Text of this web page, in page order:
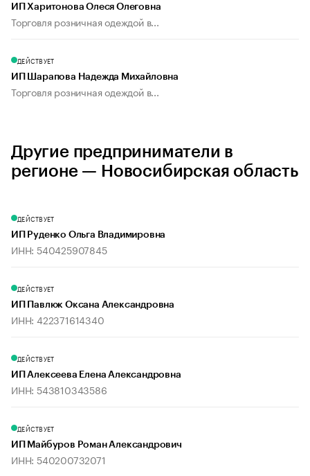
ИП Харитонова Олеся Олеговна
Торговля розничная одеждой в...
ДЕЙСТВУЕТ
ИП Шарапова Надежда Михайловна
Торговля розничная одеждой в...
Другие предприниматели в
регионе — Новосибирская область
ДЕЙСТВУЕТ
ИП Руденко Ольга Владимировна
ИНН: 540425907845
ДЕЙСТВУЕТ
ИП Павлюк Оксана Александровна
ИНН: 422371614340
ДЕЙСТВУЕТ
ИП Алексеева Елена Александровна
ИНН: 543810343586
ДЕЙСТВУЕТ
ИП Майбуров Роман Александрович
ИНН: 540200732071